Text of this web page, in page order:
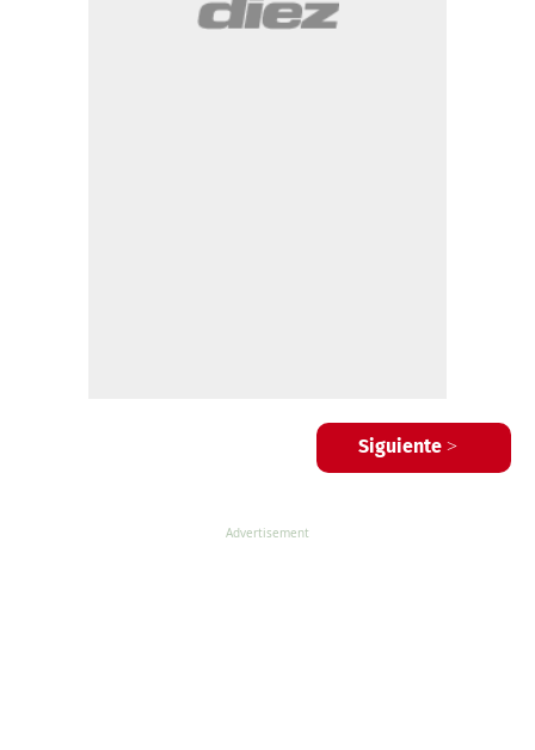
Siguiente >